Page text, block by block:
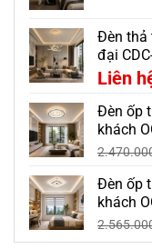
Đèn thả
đại
Liên
Đèn ốp
khách
Đèn ốp
khách